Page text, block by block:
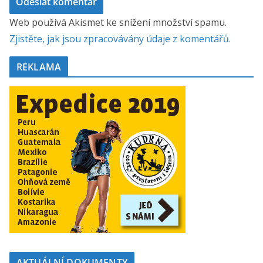
Web používá Akismet ke snížení množství spamu.
Zjistěte, jak jsou zpracovávány údaje z komentářů.
REKLAMA